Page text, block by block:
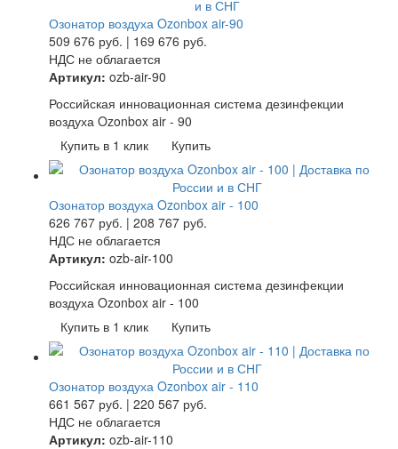
Озонатор воздуха Ozonbox air-90
509 676 руб. | 169 676 руб.
НДС не облагается
Артикул: ozb-air-90
Российская инновационная система дезинфекции
воздуха Ozonbox air - 90
Купить в 1 клик
Купить
Озонатор воздуха Ozonbox air - 100
626 767 руб. | 208 767 руб.
НДС не облагается
Артикул: ozb-air-100
Российская инновационная система дезинфекции
воздуха Ozonbox air - 100
Купить в 1 клик
Купить
Озонатор воздуха Ozonbox air - 110
661 567 руб. | 220 567 руб.
НДС не облагается
Артикул: ozb-air-110